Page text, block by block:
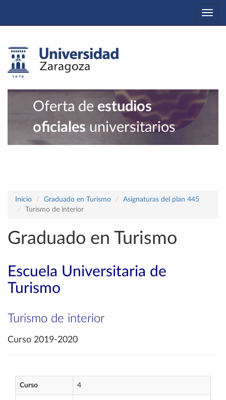
Oferta de estudios
oficiales universitarios
Inicio Graduado en Turismo
Asignaturas del plan 445
Turismo de interior
Graduado en Turismo
Escuela Universitaria de
Turismo
Turismo de interior
Curso 2019-2020
Curso 4